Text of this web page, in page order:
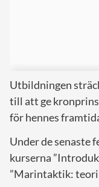
Utbildningen
till att ge
för hennes
Under de senaste
kurserna
”Marintaktik: teori